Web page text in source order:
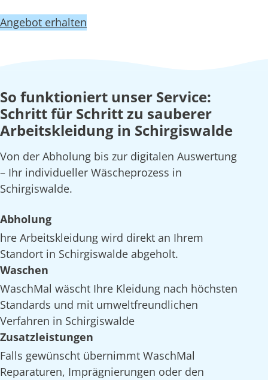
Angebot erhalten
So funktioniert unser Service:
Schritt für Schritt zu sauberer
Arbeitskleidung in Schirgiswalde
Von der Abholung bis zur digitalen Auswertung
– Ihr individueller Wäscheprozess in
Schirgiswalde.
Abholung
hre Arbeitskleidung wird direkt an Ihrem
Standort in Schirgiswalde abgeholt.
Waschen
WaschMal wäscht Ihre Kleidung nach höchsten
Standards und mit umweltfreundlichen
Verfahren in Schirgiswalde
Zusatzleistungen
Falls gewünscht übernimmt WaschMal
Reparaturen, Imprägnierungen oder den